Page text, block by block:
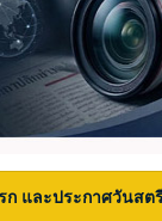
ก และประกาศวันส